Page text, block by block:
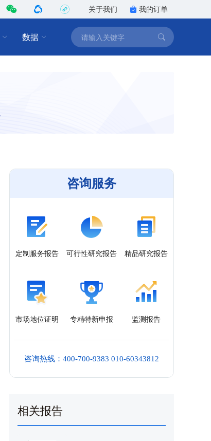
关于我们 我的订单
数据
咨询服务
定制服务报告 可行性研究报告 精品研究报告
市场地位证明 专精特新申报 监测报告
咨询热线：400-700-9383 010-60343812
相关报告